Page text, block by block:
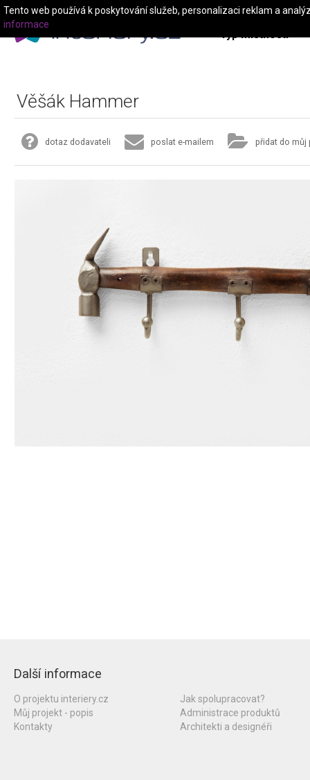
Typ místnosti
Věšák Hammer
dotaz dodavateli poslat e-mailem přidat do můj
Další informace
O projektu interiery.cz
Můj projekt - popis
Kontakty
Jak spolupracovat?
Administrace produktů
Architekti a designéři
Tento web používá k poskytování služeb, personalizaci reklam a
informace